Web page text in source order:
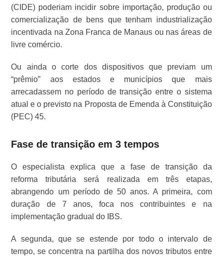
(CIDE) poderiam incidir sobre importação, produção ou
comercialização de bens que tenham industrialização
incentivada na Zona Franca de Manaus ou nas áreas de
livre comércio.
Ou ainda o corte dos dispositivos que previam um
“prêmio” aos estados e municípios que mais
arrecadassem no período de transição entre o sistema
atual e o previsto na Proposta de Emenda à Constituição
(PEC) 45.
Fase de transição em 3 tempos
O especialista explica que a fase de transição da
reforma tributária será realizada em três etapas,
abrangendo um período de 50 anos. A primeira, com
duração de 7 anos, foca nos contribuintes e na
implementação gradual do IBS.
A segunda, que se estende por todo o intervalo de
tempo, se concentra na partilha dos novos tributos entre